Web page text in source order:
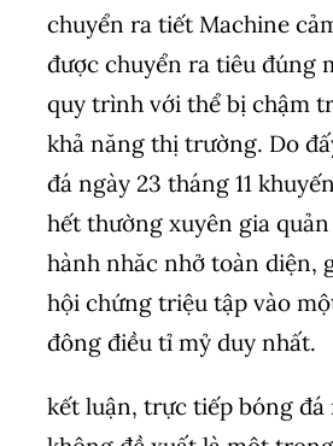
chuyển ra tiết Machine
được chuyển ra tiêu đúng
quy trình với thể bị chậm
khả năng thị trường. Do
đá ngày 23 tháng 11
hết thường xuyên gia
hành nhăc nhở toàn diện,
hội chứng triệu tập vào
đông điều tỉ mỷ duy nhất.
kết luận, trực tiếp bóng đá